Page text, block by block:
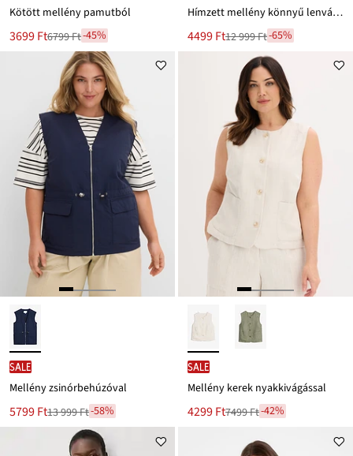
Kötött mellény pamutból
Új
3699 Ft
Leárazva6799 Ft-45%
Hímzett mellény könnyű lenvászon-keverékből
Új
ár
4499 Ft
Leárazva12 999 Ft-65%
SALE
Mellény zsinórbehúzóval
Új
ár
5799 Ft
Leárazva13 999 Ft-58%
SALE
Mellény kerek nyakkivágással
Új
4299 Ft
Leárazva7499 Ft-42%